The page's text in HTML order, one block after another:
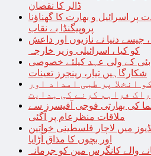
ڈالر کا نقصان
اسرائیل و بھارت کا گھناؤنا
پروپیگنڈا بے نقاب
دنیا نے نازیوں اور داعش
کو کیا ، اسرائیلی وزیر خارجہ
دبئی کے ولی عہد کیلئے خصوصی
شکارگاہیں تیار، رینجرز تعینات
انخلا پر طبی امداد اور
فراہم کرنے کی ہدایت
کی بھارتی فوجی آفیسرز سے
ملاقات منظرعام پر آگئی
میں لاچار فلسطینی خواتین
اور بچوں کا مذاق اُڑایا
والے کانگرس مین کو جرمانہ